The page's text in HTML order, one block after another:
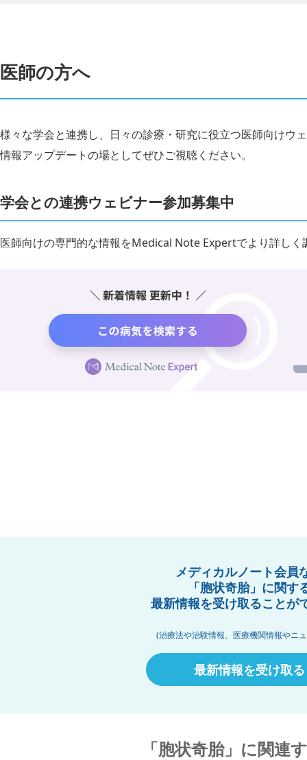
医師の方へ
様々な学会と連携し、日々の診療・研究に役立つ医師向けウ
情報アップデートの場としてぜひご視聴ください。
学会との連携ウェビナー参加募集中
医師向けの専門的な情報をMedical Note Expertでより詳しく
メディカルノート会員
「胞状奇胎」に関す
最新情報を受け取ることが
(治療法や治験情報、医療機関情報やニ
最新情報を受け取る
「胞状奇胎」に関連